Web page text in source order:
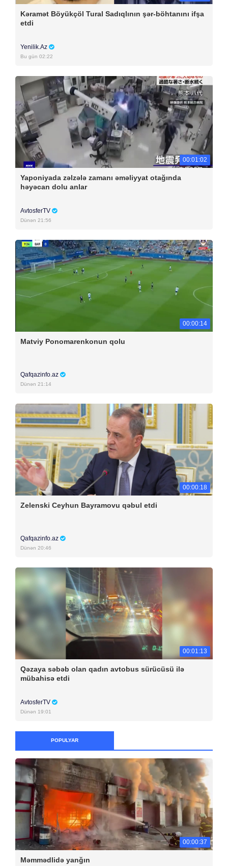
Kəramət Böyükçöl Tural Sadıqlının şər-böhtanını ifşa
etdi
Yenilik.Az
Bu gün 02:22
00:01:02
Yaponiyada zəlzələ zamanı əməliyyat otağında
həyəcan dolu anlar
AvtosferTV
Dünən 21:56
00:00:14
Matviy Ponomarenkonun qolu
Qafqazinfo.az
Dünən 21:14
00:00:18
Zelenski Ceyhun Bayramovu qəbul etdi
Qafqazinfo.az
Dünən 20:46
00:01:13
Qəzaya səbəb olan qadın avtobus sürücüsü ilə
mübahisə etdi
AvtosferTV
Dünən 19:01
POPULYAR
00:00:37
Məmmədlidə yanğın